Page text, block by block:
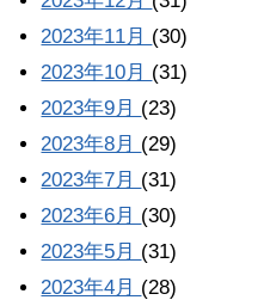
2023年11月 (30)
2023年10月 (31)
2023年9月 (23)
2023年8月 (29)
2023年7月 (31)
2023年6月 (30)
2023年5月 (31)
2023年4月 (28)